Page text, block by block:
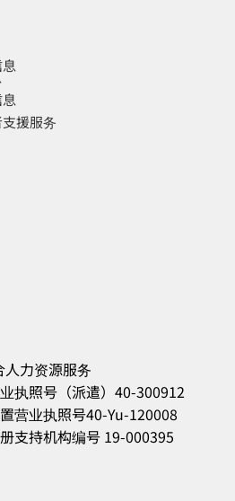
援服务
力资源服务
执照号（派遣）40-300912
营业执照号40-Yu-120008
支持机构编号 19-000395